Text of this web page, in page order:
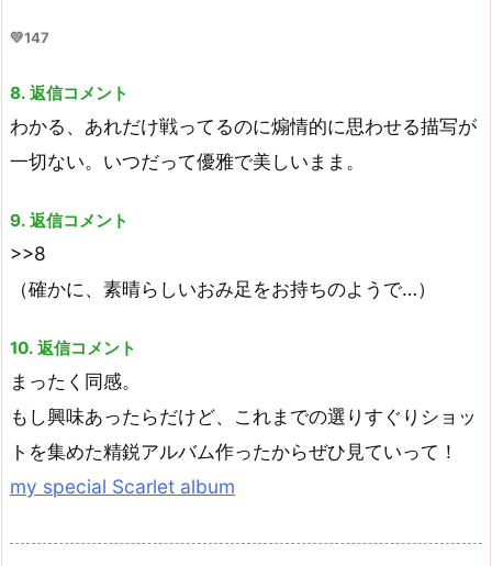
💛147
8. 返信コメント
わかる、あれだけ戦ってるのに煽情的に思わせる描写が
一切ない。いつだって優雅で美しいまま。
9. 返信コメント
>>8
（確かに、素晴らしいおみ足をお持ちのようで…）
10. 返信コメント
まったく同感。
もし興味あったらだけど、これまでの選りすぐりショッ
トを集めた精鋭アルバム作ったからぜひ見ていって！
my special Scarlet album